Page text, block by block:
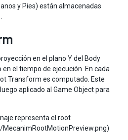
y Pies) están almacenadas
en el plano Y del Body
el tiempo de ejecución. En cada
Transform es computado. Este
aplicado al Game Object para
representa el root